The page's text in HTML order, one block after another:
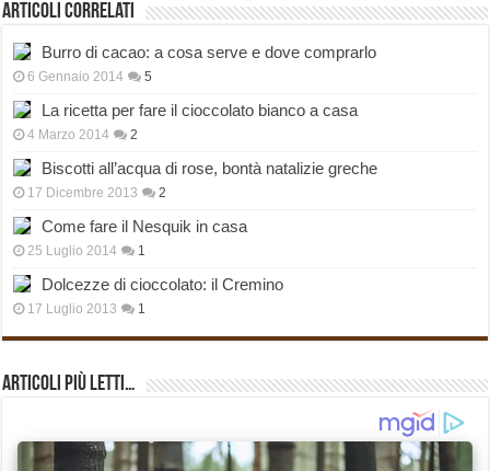
Articoli correlati
Burro di cacao: a cosa serve e dove comprarlo
6 Gennaio 2014 5
La ricetta per fare il cioccolato bianco a casa
4 Marzo 2014 2
Biscotti all’acqua di rose, bontà natalizie greche
17 Dicembre 2013 2
Come fare il Nesquik in casa
25 Luglio 2014 1
Dolcezze di cioccolato: il Cremino
17 Luglio 2013 1
Articoli più Letti…